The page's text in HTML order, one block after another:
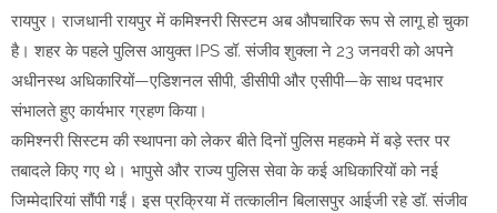
रायपुर। राजधानी रायपुर में कमिश्नरी सिस्टम अब औपचारिक रूप से लागू हो चुका
है। शहर के पहले पुलिस आयुक्त IPS डॉ. संजीव शुक्ला ने 23 जनवरी को अपने
अधीनस्थ अधिकारियों—एडिशनल सीपी, डीसीपी और एसीपी—के साथ पदभार
संभालते हुए कार्यभार ग्रहण किया।
कमिश्नरी सिस्टम की स्थापना को लेकर बीते दिनों पुलिस महकमे में बड़े स्तर पर
तबादले किए गए थे। भापुसे और राज्य पुलिस सेवा के कई अधिकारियों को नई
जिम्मेदारियां सौंपी गईं। इस प्रक्रिया में तत्कालीन बिलासपुर आईजी रहे डॉ. संजीव